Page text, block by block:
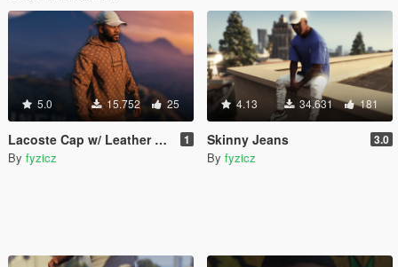
5.0 15.752 25
Lacoste Cap w/ Leather Strap 1
By fyzicz
4.13 34.631 181
Skinny Jeans 3.0
By fyzicz